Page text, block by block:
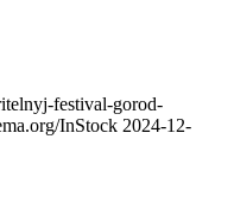
festival-gorod-
InStock 2024-12-